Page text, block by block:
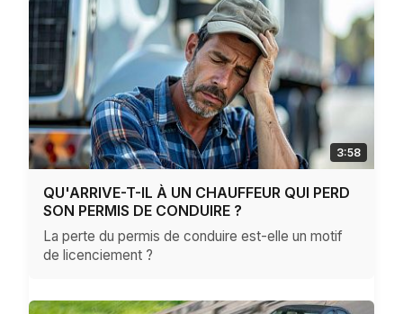
3:58
QU'ARRIVE-T-IL À UN CHAUFFEUR QUI PERD
SON PERMIS DE CONDUIRE ?
La perte du permis de conduire est-elle un motif
de licenciement ?